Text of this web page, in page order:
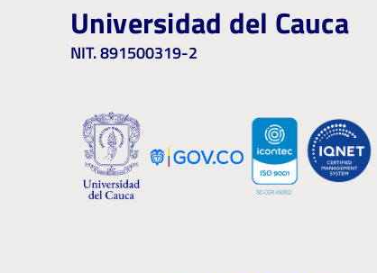
Universidad del Cauca
NIT. 891500319-2